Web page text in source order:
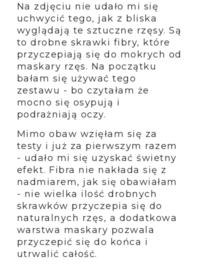
Na zdjęciu nie udało mi się
uchwycić tego, jak z bliska
wyglądają te sztuczne rzęsy. Są
to drobne skrawki fibry, które
przyczepiają się do mokrych od
maskary rzęs. Na początku
bałam się używać tego
zestawu - bo czytałam że
mocno się osypują i
podrażniają oczy.
Mimo obaw wzięłam się za
testy i już za pierwszym razem
- udało mi się uzyskać świetny
efekt. Fibra nie nakłada się z
nadmiarem, jak się obawiałam
- nie wielka ilość drobnych
skrawków przyczepia się do
naturalnych rzęs, a dodatkowa
warstwa maskary pozwala
przyczepić się do końca i
utrwalić całość.